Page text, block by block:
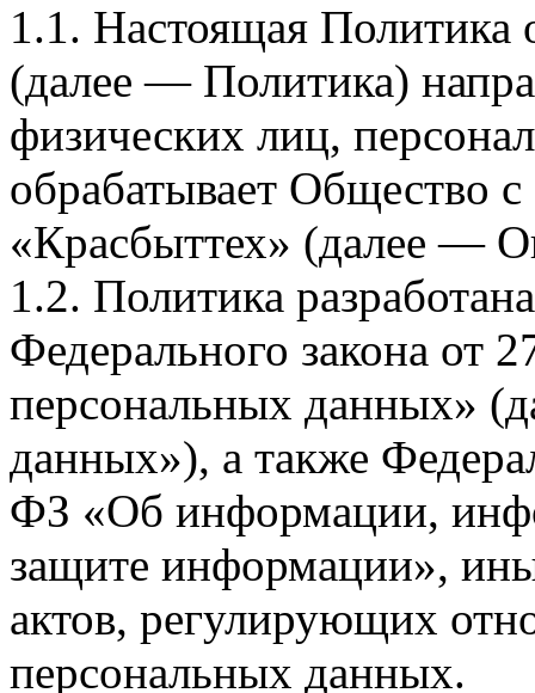
1.1. Настоящая Политика
(далее — Политика)
физических лиц,
обрабатывает Общество
«Красбыттех» (далее —
1.2. Политика
Федерального закона
персональных данных»
данных»), а также
ФЗ «Об информации,
защите информации»,
актов, регулирующих
персональных данных.